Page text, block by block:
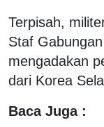
Terpisah,
Staf
mengadakan
dari Korea
Baca Juga :